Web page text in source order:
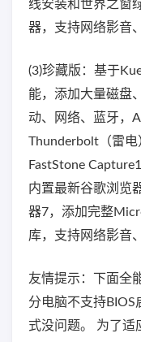
线安装和世界之窗
器，支持网络影音
(3)珍藏版：基于
能，添加大量磁盘
动、网络、蓝牙，
Thunderbolt（雷电
FastStone
内置最新谷歌浏览
器7，添加完整
库，支持网络影音
友情提示：下面全
分电脑不支持BIOS
式没问题。 为了适